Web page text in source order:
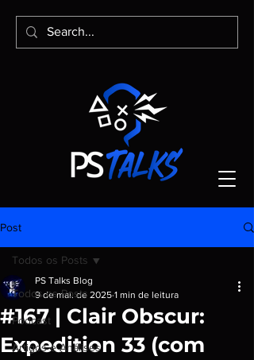
Post
Todos os Posts
Podcast
Artigos e Análises
Todos os Posts
#167 | Clair Obscur:
Expedition 33 (com
PS Talks Blog
9 de mai. de 2025 1 min de leitura